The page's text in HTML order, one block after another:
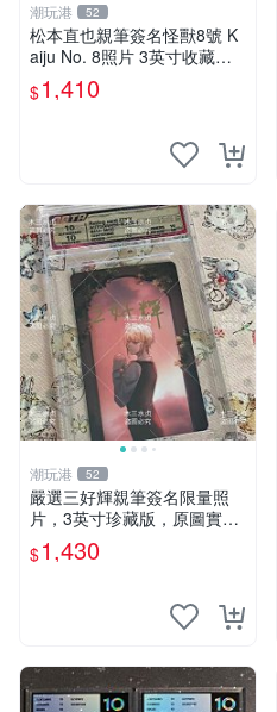
潮玩港 52
松本直也親筆簽名怪獸8號 K
aiju No. 8照片 3英寸收藏正
品 國際帶回國 實拍圖 怪獸8
號 簽名 照片 雜志周邊
$1,410
潮玩港 52
嚴選三好輝親筆簽名限量照
片，3英寸珍藏版，原圖實拍
超級震撼。親筆、面簽收藏、
國外直運 三好輝 簽名 照片
$1,430